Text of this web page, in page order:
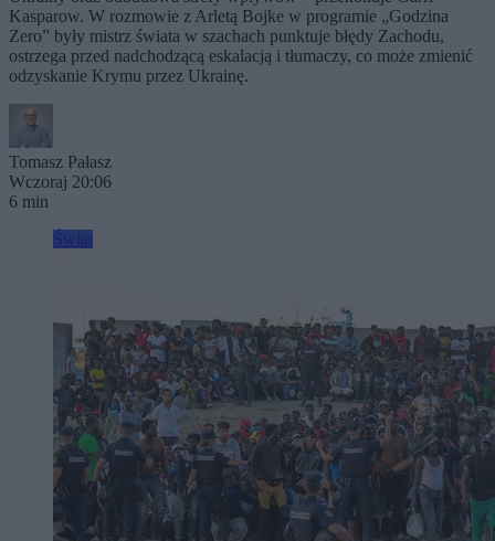
Kasparow. W rozmowie z Arletą Bojke w programie „Godzina
Zero” były mistrz świata w szachach punktuje błędy Zachodu,
ostrzega przed nadchodzącą eskalacją i tłumaczy, co może zmienić
odzyskanie Krymu przez Ukrainę.
Tomasz Pałasz
Wczoraj 20:06
6 min